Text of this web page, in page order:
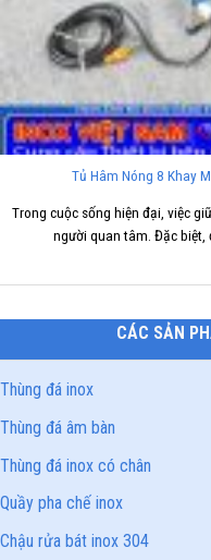
Tủ Hâm Nóng 8 Khay
Trong cuộc sống hiện đại, việc
người quan tâm. Đặc biệt,
CÁC SẢN
Thùng đá inox
Thùng đá âm bàn
Thùng đá inox có chân
Quầy pha chế inox
Chậu rửa bát inox 304